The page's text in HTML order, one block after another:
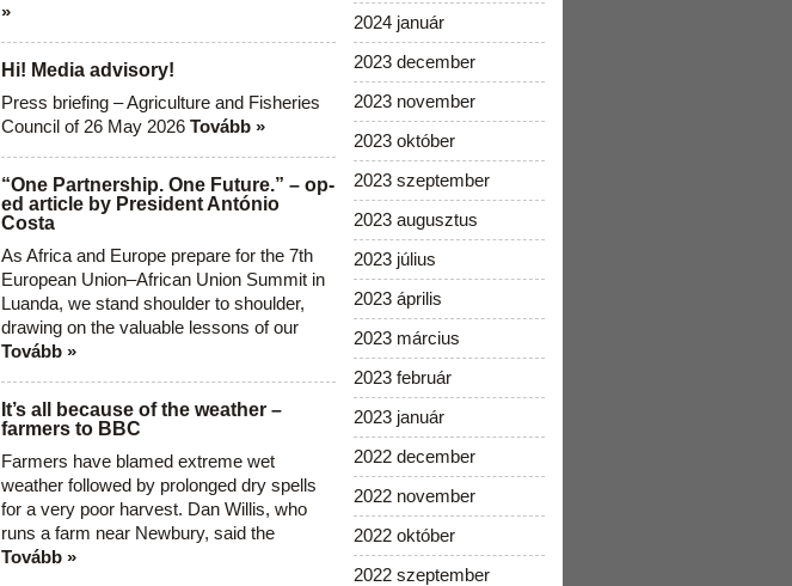
»
Hi! Media advisory!
Press briefing – Agriculture and Fisheries
Council of 26 May 2026 Tovább »
“One Partnership. One Future.” – op-
ed article by President António
Costa
As Africa and Europe prepare for the 7th
European Union–African Union Summit in
Luanda, we stand shoulder to shoulder,
drawing on the valuable lessons of our
Tovább »
It’s all because of the weather –
farmers to BBC
Farmers have blamed extreme wet
weather followed by prolonged dry spells
for a very poor harvest. Dan Willis, who
runs a farm near Newbury, said the
Tovább »
2024 január
2023 december
2023 november
2023 október
2023 szeptember
2023 augusztus
2023 július
2023 április
2023 március
2023 február
2023 január
2022 december
2022 november
2022 október
2022 szeptember